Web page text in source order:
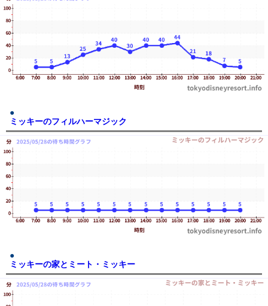
ミッキーのフィルハーマジック
ミッキーの家とミート・ミッキー